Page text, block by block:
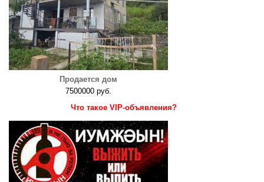
Продается дом
7500000 руб.
Что такое VIP-объявления?